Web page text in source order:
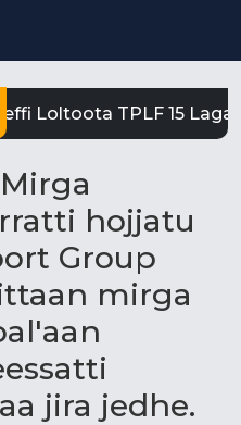
Loltoota TPLF 15 Laga
hojjatu
Group
mirga
jira jedhe.